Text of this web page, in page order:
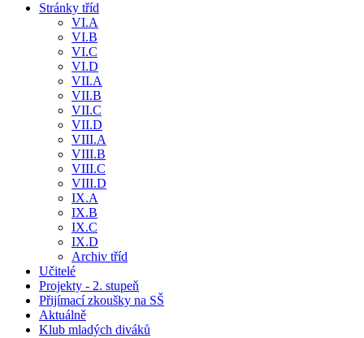
Stránky tříd
VI.A
VI.B
VI.C
VI.D
VII.A
VII.B
VII.C
VII.D
VIII.A
VIII.B
VIII.C
VIII.D
IX.A
IX.B
IX.C
IX.D
Archiv tříd
Učitelé
Projekty - 2. stupeň
Přijímací zkoušky na SŠ
Aktuálně
Klub mladých diváků